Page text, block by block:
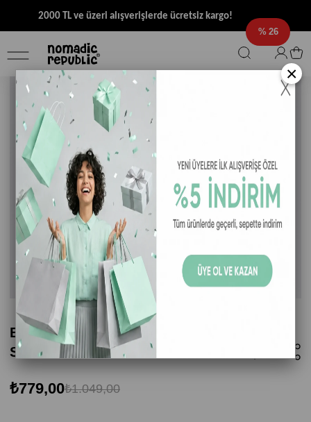
2000 TL ve üzeri alışverişlerde ücretsiz kargo!
26
Ellesse EF174-MNT Bisiklet Yaka Kadın T-
Shirt - Mint
₺1.049,00
₺779,00
×